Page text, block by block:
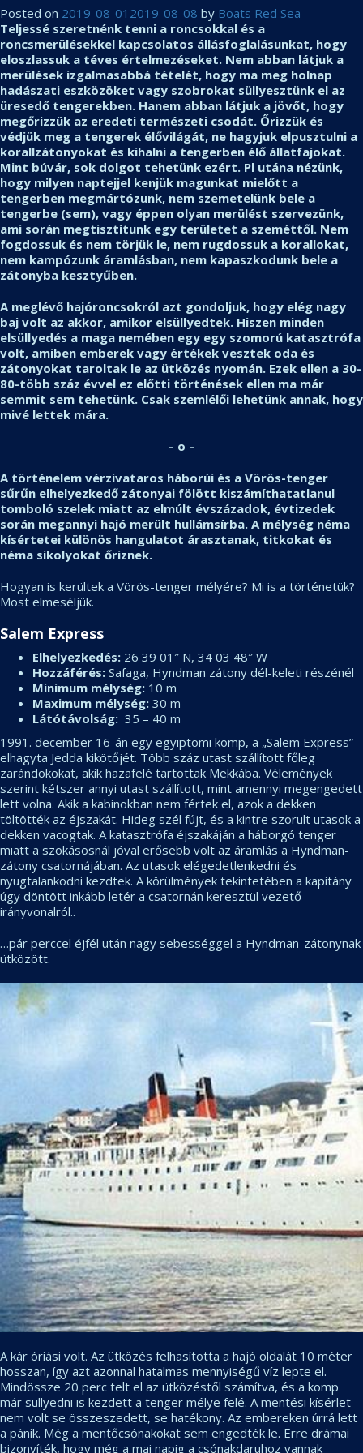
Posted on 2019-08-01 2019-08-08 by Boats Red Sea
Teljessé szeretnénk tenni a roncsokkal és a
roncsmerülésekkel kapcsolatos állásfoglalásunkat, hogy
eloszlassuk a téves értelmezéseket. Nem abban látjuk a
merülések izgalmasabbá tételét, hogy ma meg holnap
hadászati eszközöket vagy szobrokat süllyesztünk el az
üresedő tengerekben. Hanem abban látjuk a jövőt, hogy
megőrizzük az eredeti természeti csodát. Őrizzük és
védjük meg a tengerek élővilágát, ne hagyjuk elpusztulni a
korallzátonyokat és kihalni a tengerben élő állatfajokat.
Mint búvár, sok dolgot tehetünk ezért. Pl utána nézünk,
hogy milyen naptejjel kenjük magunkat mielőtt a
tengerben megmártózunk, nem szemetelünk bele a
tengerbe (sem), vagy éppen olyan merülést szervezünk,
ami során megtisztítunk egy területet a szeméttől. Nem
fogdossuk és nem törjük le, nem rugdossuk a korallokat,
nem kampózunk áramlásban, nem kapaszkodunk bele a
zátonyba kesztyűben.
A meglévő hajóroncsokról azt gondoljuk, hogy elég nagy
baj volt az akkor, amikor elsüllyedtek. Hiszen minden
elsüllyedés a maga nemében egy egy szomorú katasztrófa
volt, amiben emberek vagy értékek vesztek oda és
zátonyokat taroltak le az ütközés nyomán. Ezek ellen a 30-
80-több száz évvel ez előtti történések ellen ma már
semmit sem tehetünk. Csak szemlélői lehetünk annak, hogy
mivé lettek mára.
– o –
A történelem vérzivataros háborúi és a Vörös-tenger
sűrűn elhelyezkedő zátonyai fölött kiszámíthatatlanul
tomboló szelek miatt az elmúlt évszázadok, évtizedek
során megannyi hajó merült hullámsírba. A mélység néma
kísértetei különös hangulatot árasztanak, titkokat és
néma sikolyokat őriznek.
Hogyan is kerültek a Vörös-tenger mélyére? Mi is a történetük?
Most elmeséljük.
Salem Express
Elhelyezkedés: 26 39 01″ N, 34 03 48″ W
Hozzáférés: Safaga, Hyndman zátony dél-keleti részénél
Minimum mélység: 10 m
Maximum mélység: 30 m
Látótávolság: 35 – 40 m
1991. december 16-án egy egyiptomi komp, a „Salem Express”
elhagyta Jedda kikötőjét. Több száz utast szállított főleg
zarándokokat, akik hazafelé tartottak Mekkába. Vélemények
szerint kétszer annyi utast szállított, mint amennyi megengedett
lett volna. Akik a kabinokban nem fértek el, azok a dekken
töltötték az éjszakát. Hideg szél fújt, és a kintre szorult utasok a
dekken vacogtak. A katasztrófa éjszakáján a háborgó tenger
miatt a szokásosnál jóval erősebb volt az áramlás a Hyndman-
zátony csatornájában. Az utasok elégedetlenkedni és
nyugtalankodni kezdtek. A körülmények tekintetében a kapitány
úgy döntött inkább letér a csatornán keresztül vezető
irányvonalról..
…pár perccel éjfél után nagy sebességgel a Hyndman-zátonynak
ütközött.
A kár óriási volt. Az ütközés felhasította a hajó oldalát 10 méter
hosszan, így azt azonnal hatalmas mennyiségű víz lepte el.
Mindössze 20 perc telt el az ütközéstől számítva, és a komp
már süllyedni is kezdett a tenger mélye felé. A mentési kísérlet
nem volt se összeszedett, se hatékony. Az embereken úrrá lett
a pánik. Még a mentőcsónakokat sem engedték le. Erre drámai
bizonyíték, hogy még a mai napig a csónakdaruhoz vannak